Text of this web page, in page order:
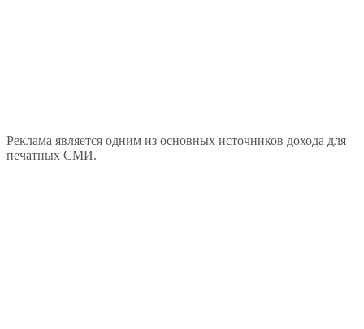
Реклама является одним из основных источников дохода для
печатных СМИ.